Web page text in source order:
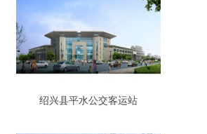
绍兴县平水公交客运站